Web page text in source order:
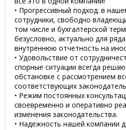
• Прогрессивный подход: в
сотрудники, свободно
том числе и бухгалтерской
безусловно, актуально для
внутреннюю отчетность на
• Удовольствие от
спорные ситуации всегда
обстановке с рассмотрением
соответствующих
• Режим постоянных
своевременно и оперативно
изменения законодательства.
• Надежность нашей компании